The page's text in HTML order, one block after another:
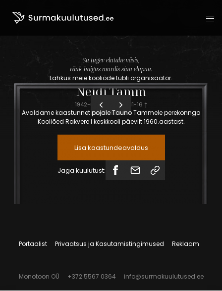
Liigu sisu juurde
Su tugev elutahe väsis,
ränk haigus murdis sinu elupuu.
Lahkus meie kooliõde tubli organisaator.
NeidiTamm
1942-08-16 2023-11-16 †
Avaldame kaastunnet pojale Tauno Tammele perekonnga
Kooliõed Rakvere I keskkooli päevilt 1960.aastast.
Lisa kaastundeavaldus
Jaga kuulutust:
Portaalist Privaatsus ja Kasutamistingimused Reklaam
Monotoon OÜ +372 5567 0364 info@surmakuulutused.ee